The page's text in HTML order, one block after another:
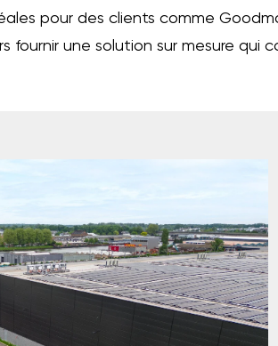
pour des clients comme
fournir une solution sur mesure qui